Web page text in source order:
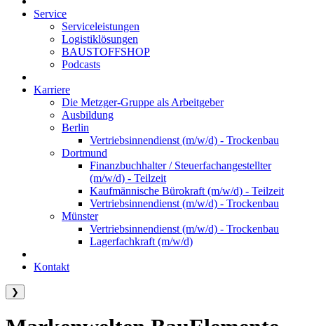
Service
Serviceleistungen
Logistiklösungen
BAUSTOFFSHOP
Podcasts
Karriere
Die Metzger-Gruppe als Arbeitgeber
Ausbildung
Berlin
Vertriebsinnendienst (m/w/d) - Trockenbau
Dortmund
Finanzbuchhalter / Steuerfachangestellter
(m/w/d) - Teilzeit
Kaufmännische Bürokraft (m/w/d) - Teilzeit
Vertriebsinnendienst (m/w/d) - Trockenbau
Münster
Vertriebsinnendienst (m/w/d) - Trockenbau
Lagerfachkraft (m/w/d)
Kontakt
❯